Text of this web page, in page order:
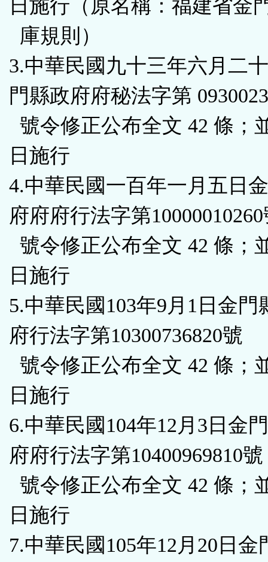
日施行（原名稱：福建省金
庫規則）
3.中華民國九十三年六月二
門縣政府府秘法字第
號令修正公布全文 42 條；
日施行
4.中華民國一百年一月五日
府府府行法字第
號令修正公布全文 42 條；
日施行
5.中華民國103年9月1日金門
府行法字第10300736820號
號令修正公布全文 42 條；
日施行
6.中華民國104年12月3日金
府府行法字第10400969810號
號令修正公布全文 42 條；
日施行
7.中華民國105年12月20日金